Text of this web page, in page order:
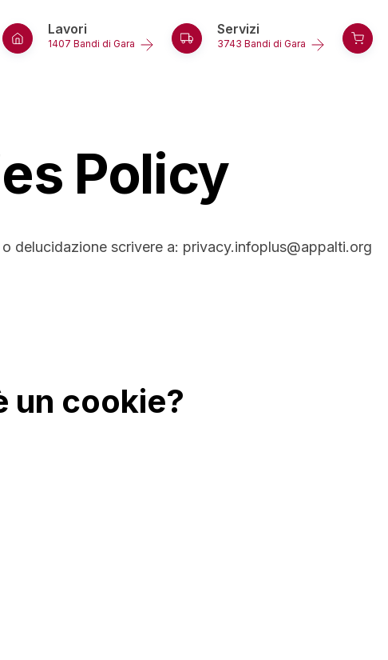
Lavori
1407 Bandi di Gara
Servizi
3743 Bandi di Gara
Policy
delucidazione scrivere a: privacy.infoplus@appalti.org
un cookie?